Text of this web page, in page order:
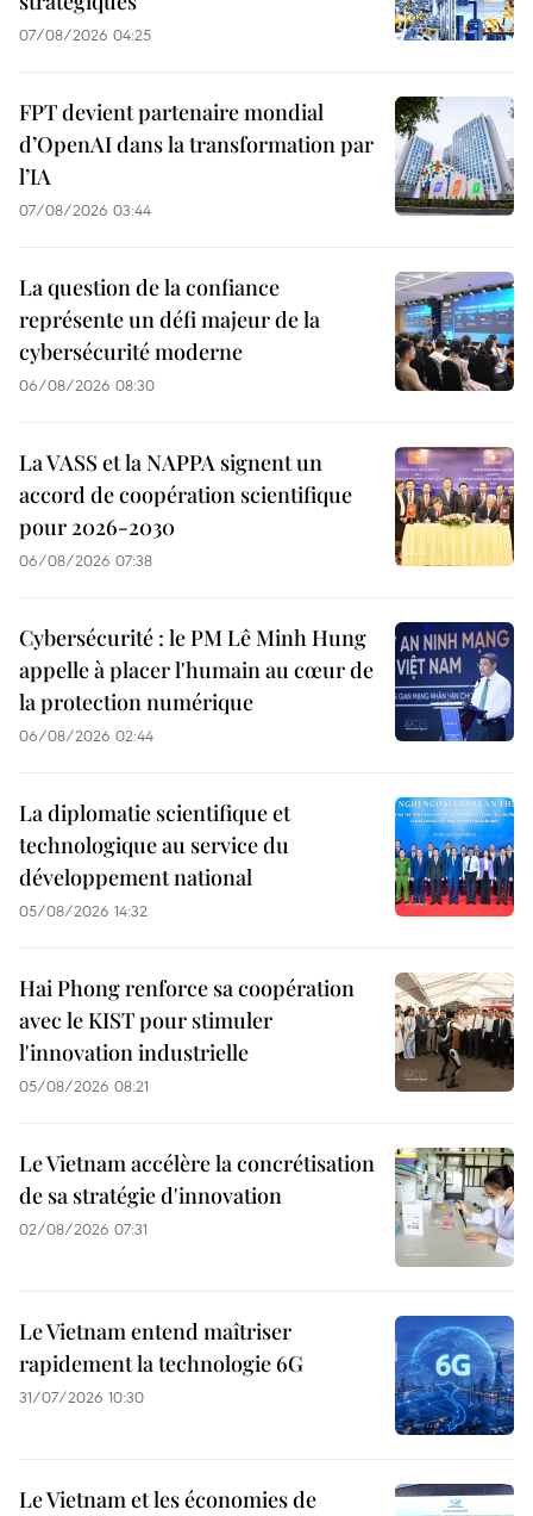
07/08/2026 04:25
FPT devient partenaire mondial
d’OpenAI dans la transformation par
l’IA
07/08/2026 03:44
La question de la confiance
représente un défi majeur de la
cybersécurité moderne
06/08/2026 08:30
La VASS et la NAPPA signent un
accord de coopération scientifique
pour 2026-2030
06/08/2026 07:38
Cybersécurité : le PM Lê Minh Hung
appelle à placer l'humain au cœur de
la protection numérique
06/08/2026 02:44
La diplomatie scientifique et
technologique au service du
développement national
05/08/2026 14:32
Hai Phong renforce sa coopération
avec le KIST pour stimuler
l'innovation industrielle
05/08/2026 08:21
Le Vietnam accélère la concrétisation
de sa stratégie d'innovation
02/08/2026 07:31
Le Vietnam entend maîtriser
rapidement la technologie 6G
31/07/2026 10:30
Le Vietnam et les économies de